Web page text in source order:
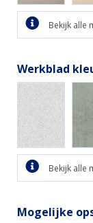
Bekijk alle
Werkblad
Bekijk alle
Mogelijke